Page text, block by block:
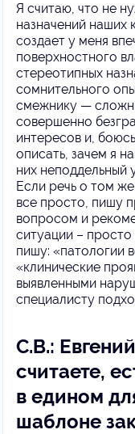
Я считаю, что не
назначений наших
создает у меня
поверхностного
стереотипных
сомнительного
смежнику —
совершенно
интересов и,
описать, зачем я
них неподдельный
Если речь о том
все просто, пишу
вопросом и
ситуации –
пишу: «патологии
«клинические
выявленными
специалисту
С.В.:
считаете,
в едином
шаблоне